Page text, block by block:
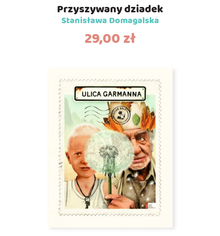
Przyszywany dziadek
Stanisława Domagalska
29,00zł